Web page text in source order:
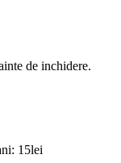
de inchidere.
15lei